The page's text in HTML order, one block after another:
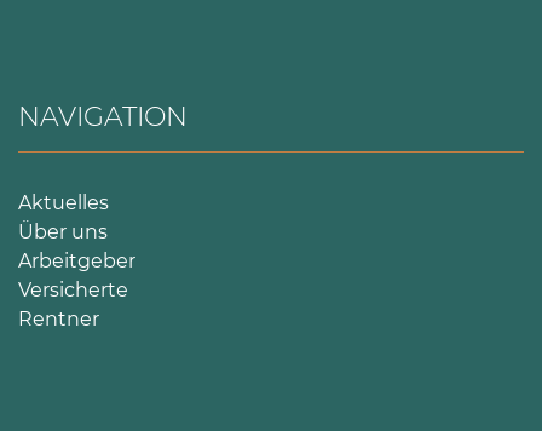
NAVIGATION
Aktuelles
Über uns
Arbeitgeber
Versicherte
Rentner